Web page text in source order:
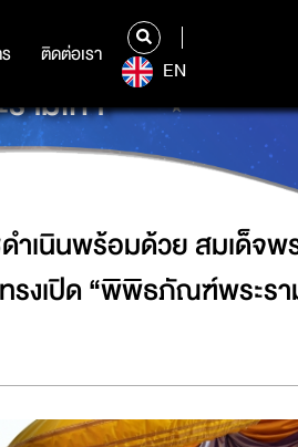
ติดต่อเรา
ติดต่อเรา
EN
ะนางเจ้าฯ พระบรม
ามเก้า”
ำเนินพร้อมด้วย สมเด็จพ
รงเปิด “พิพิธภัณฑ์พระรา